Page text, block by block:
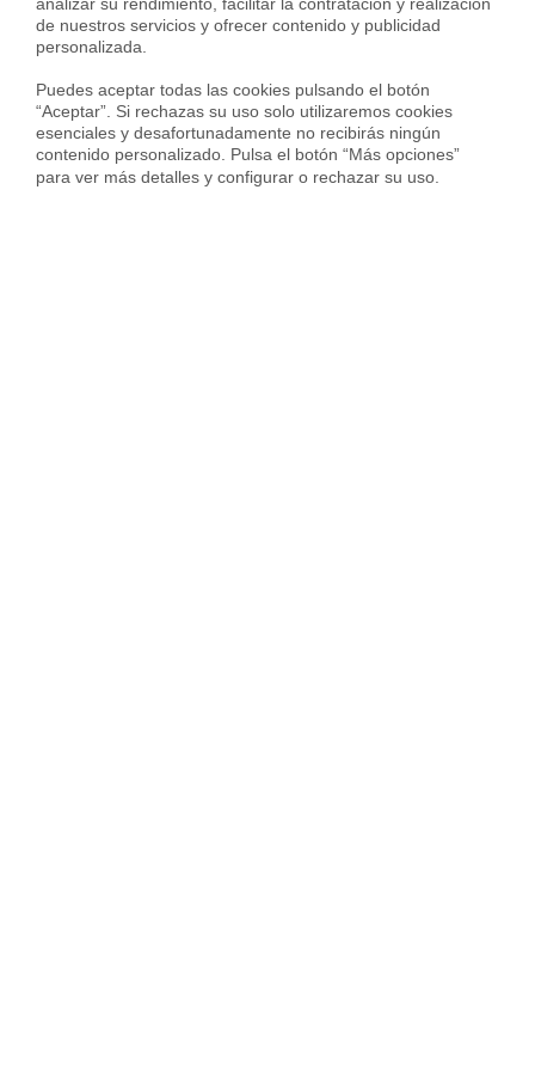
José Román, nos cuenta todas las razones para poder
vender rápido tu vivienda con un precio justo de mercado:
de nuestros servicios y ofrecer contenido y publicidad
personalizada.
Puedes aceptar todas las cookies pulsando el botón
“Aceptar”. Si rechazas su uso solo utilizaremos cookies
esenciales y desafortunadamente no recibirás ningún
contenido personalizado. Pulsa el botón “Más opciones”
para ver más detalles y configurar o rechazar su uso.